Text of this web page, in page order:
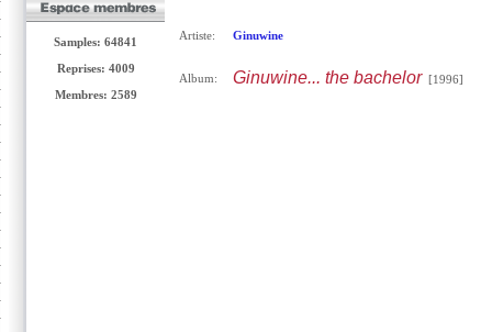
Samples: 64841
Reprises: 4009
Membres: 2589
Artiste: Ginuwine
Album: Ginuwine... the bachelor[1996]